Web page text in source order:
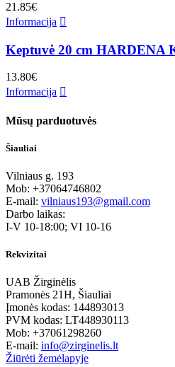
21.85€
Informacija
Keptuvė 20 cm HARDENA
13.80€
Informacija
Mūsų parduotuvės
Šiauliai
Vilniaus g. 193
Mob: +37064746802
E-mail: vilniaus193@gmail.com
Darbo laikas:
I-V 10-18:00; VI 10-16
Rekvizitai
UAB Žirginėlis
Pramonės 21H, Šiauliai
Įmonės kodas: 144893013
PVM kodas: LT448930113
Mob: +37061298260
E-mail: info@zirginelis.lt
Žiūrėti žemėlapyje